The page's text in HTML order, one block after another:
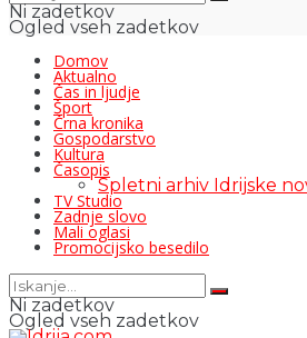
Ni zadetkov
Ogled vseh zadetkov
Domov
Aktualno
Čas in ljudje
Šport
Črna kronika
Gospodarstvo
Kultura
Časopis
Spletni arhiv Idrijske
TV Studio
Zadnje slovo
Mali oglasi
Promocijsko besedilo
Ni zadetkov
Ogled vseh zadetkov